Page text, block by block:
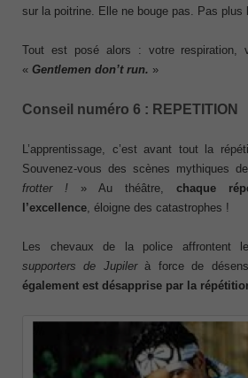
sur la poitrine. Elle ne bouge pas. Pas plus
Tout est posé alors : votre respiration,
« Gentlemen don’t run. »
Conseil numéro 6 : REPETITION
L’apprentissage, c’est avant tout la
Souvenez-vous des scènes mythiques de
frotter ! » Au théâtre, chaque
l’excellence , éloigne des catastrophes !
Les chevaux de la police affrontent
supporters de Jupilerà force de
également est désapprise par la